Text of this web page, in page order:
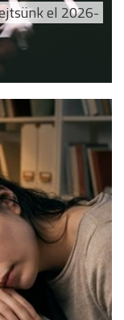
el 2026-